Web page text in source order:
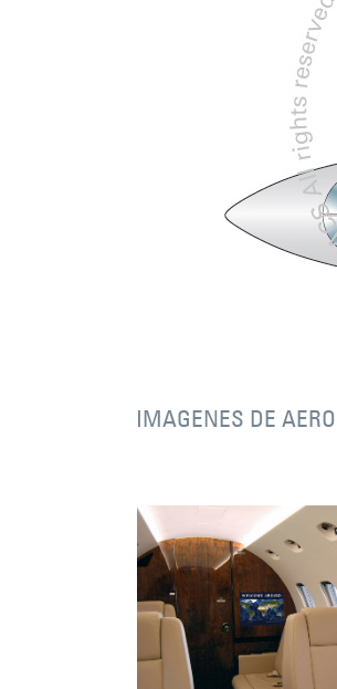
IMAGENES DE